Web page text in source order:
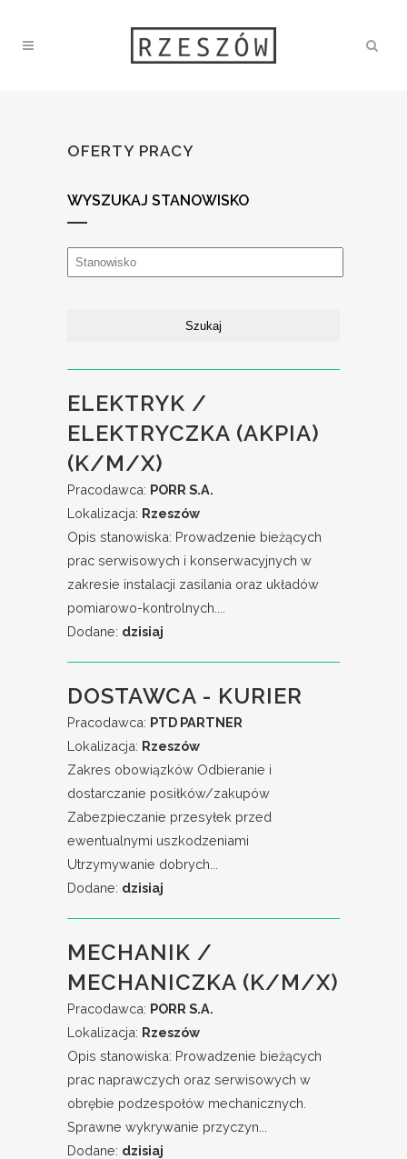
OFERTY PRACY
WYSZUKAJ STANOWISKO
ELEKTRYK /
ELEKTRYCZKA (AKPIA)
(K/M/X)
Pracodawca: PORR S.A.
Lokalizacja: Rzeszów
Opis stanowiska: Prowadzenie bieżących
prac serwisowych i konserwacyjnych w
zakresie instalacji zasilania oraz układów
pomiarowo-kontrolnych....
Dodane: dzisiaj
DOSTAWCA - KURIER
Pracodawca: PTD PARTNER
Lokalizacja: Rzeszów
Zakres obowiązków Odbieranie i
dostarczanie posiłków/zakupów
Zabezpieczanie przesyłek przed
ewentualnymi uszkodzeniami
Utrzymywanie dobrych...
Dodane: dzisiaj
MECHANIK /
MECHANICZKA (K/M/X)
Pracodawca: PORR S.A.
Lokalizacja: Rzeszów
Opis stanowiska: Prowadzenie bieżących
prac naprawczych oraz serwisowych w
obrębie podzespołów mechanicznych.
Sprawne wykrywanie przyczyn...
Dodane: dzisiaj